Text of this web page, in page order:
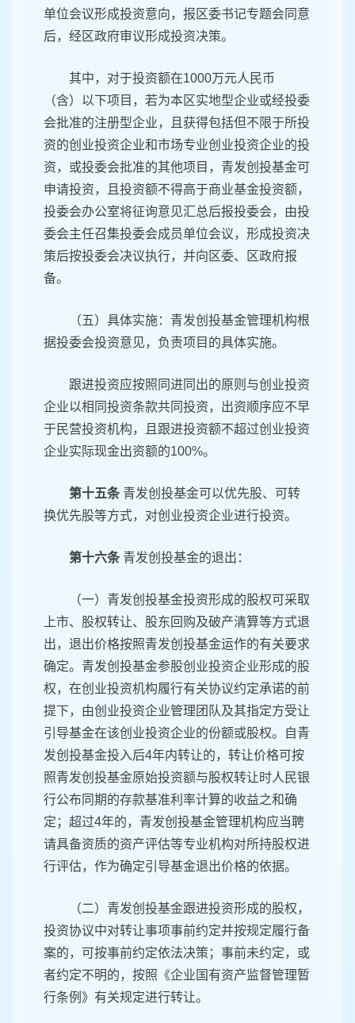
单位会议形成投资意向，报区委书记专题会同意
后，经区政府审议形成投资决策。
其中，对于投资额在1000万元人民币
（含）以下项目，若为本区实地型企业或经投委
会批准的注册型企业，且获得包括但不限于所投
资的创业投资企业和市场专业创业投资企业的投
资，或投委会批准的其他项目，青发创投基金可
申请投资，且投资额不得高于商业基金投资额，
投委会办公室将征询意见汇总后报投委会，由投
委会主任召集投委会成员单位会议，形成投资决
策后按投委会决议执行，并向区委、区政府报
备。
（五）具体实施：青发创投基金管理机构根
据投委会投资意见，负责项目的具体实施。
跟进投资应按照同进同出的原则与创业投资
企业以相同投资条款共同投资，出资顺序应不早
于民营投资机构，且跟进投资额不超过创业投资
企业实际现金出资额的100%。
第十五条 青发创投基金可以优先股、可转
换优先股等方式，对创业投资企业进行投资。
第十六条 青发创投基金的退出：
（一）青发创投基金投资形成的股权可采取
上市、股权转让、股东回购及破产清算等方式退
出，退出价格按照青发创投基金运作的有关要求
确定。青发创投基金参股创业投资企业形成的股
权，在创业投资机构履行有关协议约定承诺的前
提下，由创业投资企业管理团队及其指定方受让
引导基金在该创业投资企业的份额或股权。自青
发创投基金投入后4年内转让的，转让价格可按
照青发创投基金原始投资额与股权转让时人民银
行公布同期的存款基准利率计算的收益之和确
定；超过4年的，青发创投基金管理机构应当聘
请具备资质的资产评估等专业机构对所持股权进
行评估，作为确定引导基金退出价格的依据。
（二）青发创投基金跟进投资形成的股权，
投资协议中对转让事项事前约定并按规定履行备
案的，可按事前约定依法决策；事前未约定，或
者约定不明的，按照《企业国有资产监督管理暂
行条例》有关规定进行转让。